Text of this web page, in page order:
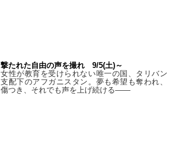
撃たれた自由の声を撮れ 9/5(土)～
女性が教育を受けられない唯一の国、タリバン
支配下のアフガニスタン。夢も希望も奪われ、
傷つき、それでも声を上げ続ける——